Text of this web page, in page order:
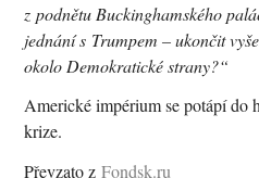
z podnětu Buckinghamského
jednání s Trumpem – ukončit
okolo Demokratické strany?“
Americké impérium se potápí
krize.
Převzato zFondsk.ru